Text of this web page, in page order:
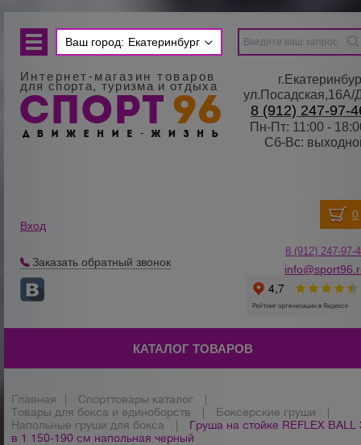
Ваш город: Екатеринбург
Интернет-магазин товаров
для спорта, туризма и отдыха
8 (912) 247-97-
Пн-Пт: 11:00 -
Сб-Вс:
Вход
Заказать обратный звонок
8 (912) 247-97-
КАТАЛОГ ТОВАРОВ
Главная Спорттовары каталог
Товары для бокса и единоборств
Боксерские груши
Напольные груши для бокса
Груша на стойке REFLEX BALL
в 1 150-190 см напольная черный